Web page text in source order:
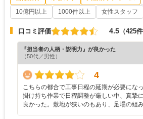
10億円以上
1000件以上 女性スタッフ
口コミ評価 4.5 （425件
『担当者の人柄・説明力』が良かった
（50代／男性）
4
こちらの都合で工事日程の延期が必要にな
掛け持ち作業で日程調整が厳しい中、真摯
良かった。敷地が狭いのもあり、足場の組